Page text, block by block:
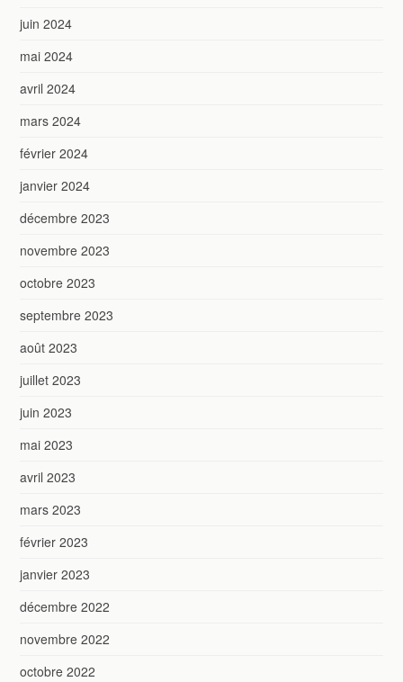
juin 2024
mai 2024
avril 2024
mars 2024
février 2024
janvier 2024
décembre 2023
novembre 2023
octobre 2023
septembre 2023
août 2023
juillet 2023
juin 2023
mai 2023
avril 2023
mars 2023
février 2023
janvier 2023
décembre 2022
novembre 2022
octobre 2022